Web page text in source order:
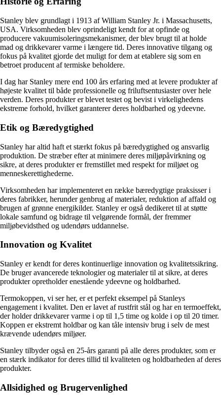
Stanley blev grundlagt i 1913 af William Stanley Jr. i Massachusetts,
USA. Virksomheden blev oprindeligt kendt for at opfinde og
producere vakuumisoleringsmekanismer, der blev brugt til at holde
mad og drikkevarer varme i længere tid. Deres innovative tilgang og
fokus på kvalitet gjorde det muligt for dem at etablere sig som en
betroet producent af termiske beholdere.
I dag har Stanley mere end 100 års erfaring med at levere produkter af
højeste kvalitet til både professionelle og friluftsentusiaster over hele
verden. Deres produkter er blevet testet og bevist i virkelighedens
ekstreme forhold, hvilket garanterer deres holdbarhed og ydeevne.
Etik og Bæredygtighed
Stanley har altid haft et stærkt fokus på bæredygtighed og ansvarlig
produktion. De stræber efter at minimere deres miljøpåvirkning og
sikre, at deres produkter er fremstillet med respekt for miljøet og
menneskerettighederne.
Virksomheden har implementeret en række bæredygtige praksisser i
deres fabrikker, herunder genbrug af materialer, reduktion af affald og
brugen af ​​grønne energikilder. Stanley er også dedikeret til at støtte
lokale samfund og bidrage til velgørende formål, der fremmer
miljøbevidsthed og udendørs uddannelse.
Innovation og Kvalitet
Stanley er kendt for deres kontinuerlige innovation og kvalitetssikring.
De bruger avancerede teknologier og materialer til at sikre, at deres
produkter opretholder enestående ydeevne og holdbarhed.
Termokoppen, vi ser her, er et perfekt eksempel på Stanleys
engagement i kvalitet. Den er lavet af rustfrit stål og har en termoeffekt,
der holder drikkevarer varme i op til 1,5 time og kolde i op til 20 timer.
Koppen er ekstremt holdbar og kan tåle intensiv brug i selv de mest
krævende udendørs miljøer.
Stanley tilbyder også en 25-års garanti på alle deres produkter, som er
en stærk indikator for deres tillid til kvaliteten og holdbarheden af deres
produkter.
Allsidighed og Brugervenlighed